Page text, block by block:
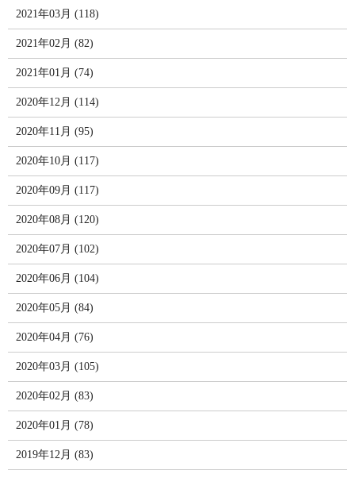
2021年03月 (118)
2021年02月 (82)
2021年01月 (74)
2020年12月 (114)
2020年11月 (95)
2020年10月 (117)
2020年09月 (117)
2020年08月 (120)
2020年07月 (102)
2020年06月 (104)
2020年05月 (84)
2020年04月 (76)
2020年03月 (105)
2020年02月 (83)
2020年01月 (78)
2019年12月 (83)